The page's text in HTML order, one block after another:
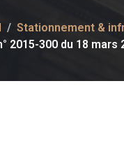
Stationnement &
2015-300 du 18